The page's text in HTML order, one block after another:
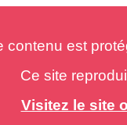
est
Ce site
Visitez le site